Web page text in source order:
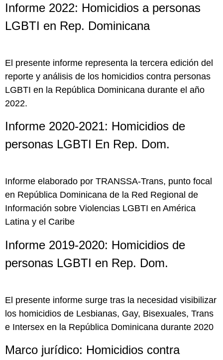
Informe 2022: Homicidios a personas
LGBTI en Rep. Dominicana
El presente informe representa la tercera edición del
reporte y análisis de los homicidios contra personas
LGBTI en la República Dominicana durante el año
2022.
Informe 2020-2021: Homicidios de
personas LGBTI En Rep. Dom.
Informe elaborado por TRANSSA-Trans, punto focal
en República Dominicana de la Red Regional de
Información sobre Violencias LGBTI en América
Latina y el Caribe
Informe 2019-2020: Homicidios de
personas LGBTI en Rep. Dom.
El presente informe surge tras la necesidad visibilizar
los homicidios de Lesbianas, Gay, Bisexuales, Trans
e Intersex en la República Dominicana durante 2020
Marco jurídico: Homicidios contra